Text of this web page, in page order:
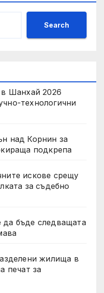
Search
в Шанхай 2026
технологични
над Корнин за
подкрепа
искове срещу
за съдебно
бъде следващата
жилища в
печат за